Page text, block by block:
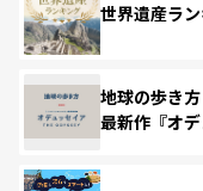
世界遺産ラ
地球の歩き
最新作『オデ